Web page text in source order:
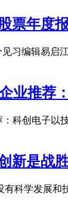
票年度
习编辑易启
业推荐
科创电子以
新是战
有科学发展